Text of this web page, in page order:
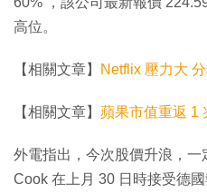
高位。
【相關文章】 Netflix 壓力大
【相關文章】 蘋果市值重返 1
外電指出，今次股價升浪，
Cook 在上月 30 日時接受德